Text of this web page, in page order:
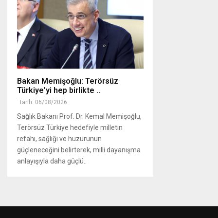
Bakan Memişoğlu: Terörsüz
Türkiye'yi hep birlikte ..
Tarih: 06/08/2026
Sağlık Bakanı Prof. Dr. Kemal Memişoğlu,
Terörsüz Türkiye hedefiyle milletin
refahı, sağlığı ve huzurunun
güçleneceğini belirterek, milli dayanışma
anlayışıyla daha güçlü..